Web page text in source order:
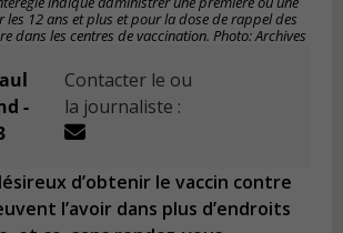
les 12 ans et plus et pour la dose de rappel des
dans les centres de vaccination. Photo: Archives
-
Contacter le ou
la journaliste :
d’obtenir le vaccin contre
l’avoir dans plus d’endroits